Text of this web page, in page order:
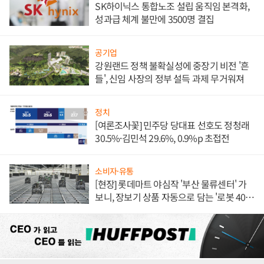
SK하이닉스 통합노조 설립 움직임 본격화,
성과급 체계 불만에 3500명 결집
공기업
강원랜드 정책 불확실성에 중장기 비전 '흔
들', 신임 사장의 정부 설득 과제 무거워져
정치
[여론조사꽃] 민주당 당대표 선호도 정청래
30.5%·김민석 29.6%, 0.9%p 초접전
소비자·유통
[현장] 롯데마트 야심작 '부산 물류센터' 가
보니, 장보기 상품 자동으로 담는 '로봇 400